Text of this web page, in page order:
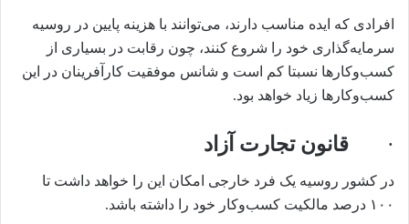
افرادی که ایده مناسب دارند، می‌توانند با هزینه پایین در روسیه
سرمایه‌گذاری خود را شروع کنند، چون رقابت در بسیاری از
کسب‌وکارها نسبتا کم است و شانس موفقیت کارآفرینان در این
کسب‌وکارها زیاد خواهد بود.
· قانون تجارت آزاد
در کشور روسیه یک فرد خارجی امکان این را خواهد داشت تا
۱۰۰ درصد مالکیت کسب‌وکار خود را داشته باشد.